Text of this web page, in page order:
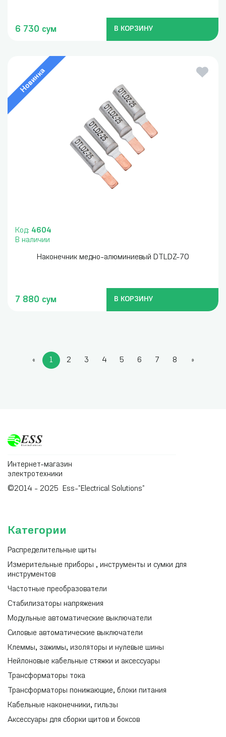
6 730 сум В КОРЗИНУ
Новинка
Код: 4604
В наличии
Наконечник медно-алюминиевый DTLDZ-70
7 880 сум В КОРЗИНУ
« 1 2 3 4 5 6 7 8 »
Интернет-магазин
электротехники
©2014 - 2025 Ess-"Electrical Solutions"
Категории
Распределительные щиты
Измерительные приборы , инструменты и сумки для
инструментов
Частотные преобразователи
Стабилизаторы напряжения
Модульные автоматические выключатели
Силовые автоматические выключатели
Клеммы, зажимы, изоляторы и нулевые шины
Нейлоновые кабельные стяжки и аксессуары
Трансформаторы тока
Трансформаторы понижающие, блоки питания
Кабельные наконечники, гильзы
Аксессуары для сборки щитов и боксов